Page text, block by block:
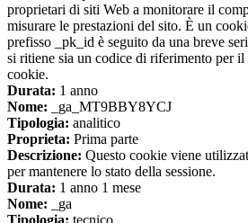
proprietari di siti Web a monitorare il
misurare le prestazioni del sito. È un
prefisso _pk_id è seguito da una breve
si ritiene sia un codice di riferimento per
cookie.
Durata: 1 anno
Nome: _ga_MT9BBY8YCJ
Tipologia: analitico
Proprieta: Prima parte
Descrizione: Questo cookie viene
per mantenere lo stato della sessione.
Durata: 1 anno 1 mese
Nome: _ga